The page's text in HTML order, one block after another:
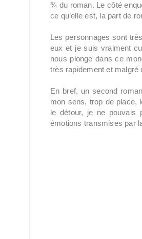
¾ du roman. Le côté
ce qu’elle est, la part de
Les personnages sont
eux et je suis vraiment
nous plonge dans ce
très rapidement et malgré
En bref, un second
mon sens, trop de place,
le détour, je ne pouvais
émotions transmises par